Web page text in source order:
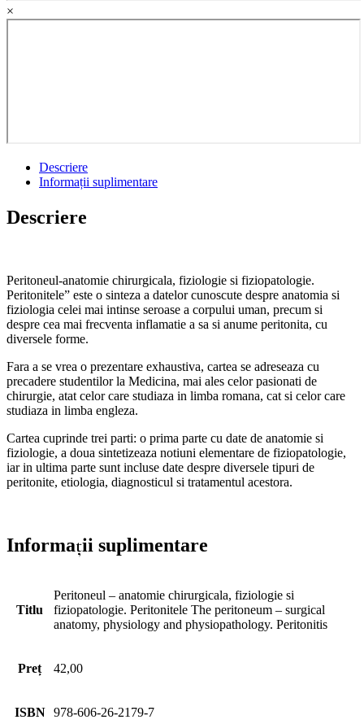
and
physiopathology.
×
Descriere
Informații suplimentare
Descriere
Peritoneul-anatomie chirurgicala, fiziologie si fiziopatologie.
Peritonitele” este o sinteza a datelor cunoscute despre anatomia si
fiziologia celei mai intinse seroase a corpului uman, precum si
despre cea mai frecventa inflamatie a sa si anume peritonita, cu
diversele forme.
Fara a se vrea o prezentare exhaustiva, cartea se adreseaza cu
precadere studentilor la Medicina, mai ales celor pasionati de
chirurgie, atat celor care studiaza in limba romana, cat si celor care
studiaza in limba engleza.
Cartea cuprinde trei parti: o prima parte cu date de anatomie si
fiziologie, a doua sintetizeaza notiuni elementare de fiziopatologie,
iar in ultima parte sunt incluse date despre diversele tipuri de
peritonite, etiologia, diagnosticul si tratamentul acestora.
Informații suplimentare
Titlu
Peritoneul – anatomie chirurgicala, fiziologie si
fiziopatologie. Peritonitele The peritoneum – surgical
anatomy, physiology and physiopathology. Peritonitis
Preț 42,00
ISBN 978-606-26-2179-7